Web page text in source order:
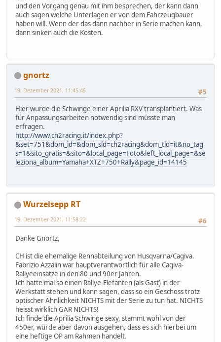
und den Vorgang genau mit ihm besprechen, der kann dann
auch sagen welche Unterlagen er von dem Fahrzeugbauer
haben will. Wenn der das dann nachher in Serie machen kann,
dann sinken auch die Kosten.
gnortz
#5
19. Dezember 2021, 11:45:45
Hier wurde die Schwinge einer Aprilia RXV transplantiert. Was
für Anpassungsarbeiten notwendig sind müsste man
erfragen.
http://www.ch2racing.it/index.php?
&set=751&dom_id=&dom_sld=ch2racing&dom_tld=it&no_tag
s=1&sito_gratis=&sito=&local_page=Foto&left_local_page=&se
leziona_album=Yamaha+XTZ+750+Rally&page_id=14145
Wurzelsepp RT
#6
19. Dezember 2021, 11:58:22
Danke Gnortz,
CH ist die ehemalige Rennabteilung von Husqvarna/Cagiva.
Fabrizio Azzalin war hauptverantwortlich für alle Cagiva-
Rallyeeinsätze in den 80 und 90er Jahren.
Ich hatte mal so einen Rallye-Elefanten (als Gast) in der
Werkstatt stehen und kann sagen, dass so ein Geschoss trotz
optischer Ähnlichkeit NICHTS mit der Serie zu tun hat. NICHTS
heisst wirklich GAR NICHTS!
Ich finde die Aprilia Schwinge sexy, stammt wohl von der
450er, würde aber davon ausgehen, dass es sich hierbei um
eine heftige OP am Rahmen handelt.